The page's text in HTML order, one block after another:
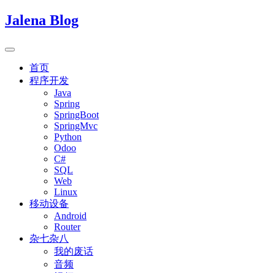
Jalena Blog
首页
程序开发
Java
Spring
SpringBoot
SpringMvc
Python
Odoo
C#
SQL
Web
Linux
移动设备
Android
Router
杂七杂八
我的废话
音频